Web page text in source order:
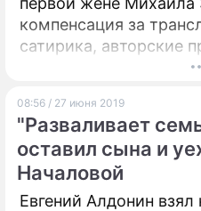
компенсация за
сатирика, авторские
принадлежат его экс-
08:56 / 27 июня 2019
"Разваливает
оставил сына и
Началовой
Евгений Алдонин взял